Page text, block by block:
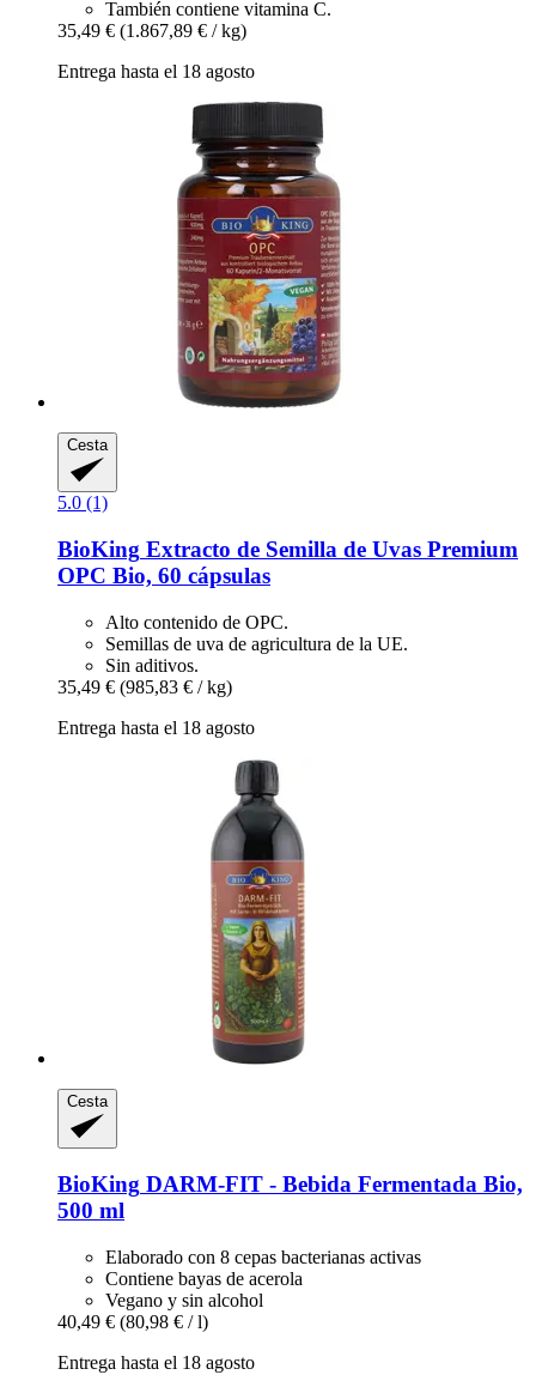
También contiene vitamina C.
35,49 € (1.867,89 € / kg)
Entrega hasta el 18 agosto
Cesta
5.0 (1)
BioKing Extracto de Semilla de Uvas Premium
OPC Bio, 60 cápsulas
Alto contenido de OPC.
Semillas de uva de agricultura de la UE.
Sin aditivos.
35,49 € (985,83 € / kg)
Entrega hasta el 18 agosto
Cesta
BioKing DARM-​FIT -​ Bebida Fermentada Bio,
500 ml
Elaborado con 8 cepas bacterianas activas
Contiene bayas de acerola
Vegano y sin alcohol
40,49 € (80,98 € / l)
Entrega hasta el 18 agosto